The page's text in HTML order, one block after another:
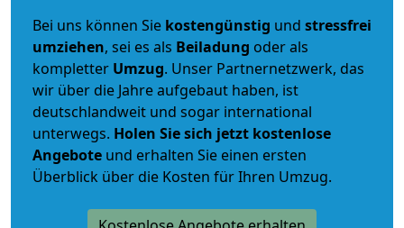
Bei uns können Sie kostengünstig und stressfrei
umziehen, sei es als Beiladung oder als
kompletter Umzug. Unser Partnernetzwerk, das
wir über die Jahre aufgebaut haben, ist
deutschlandweit und sogar international
unterwegs. Holen Sie sich jetzt kostenlose
Angebote und erhalten Sie einen ersten
Überblick über die Kosten für Ihren Umzug.